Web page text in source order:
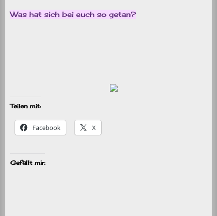
Was hat sich bei euch so getan?
Teilen mit:
Facebook X
Gefällt mir: